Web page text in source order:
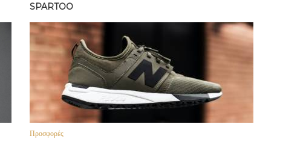
SPARTOO
Προσφορές